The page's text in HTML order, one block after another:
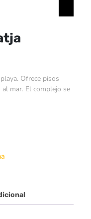
Ofrece pisos
mar. El complejo se